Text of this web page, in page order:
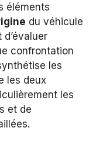
éléments
du véhicule
confrontation
les
les deux
les
et de